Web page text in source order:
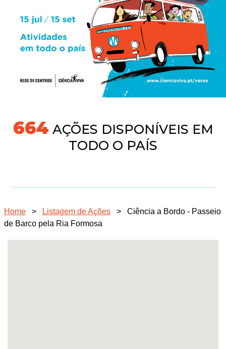
704 AÇÕES DISPONÍVEIS EM
TODO O PAÍS
Home > Listagem de Ações >
Ciência a Bordo - Passeio
de Barco pela Ria Formosa